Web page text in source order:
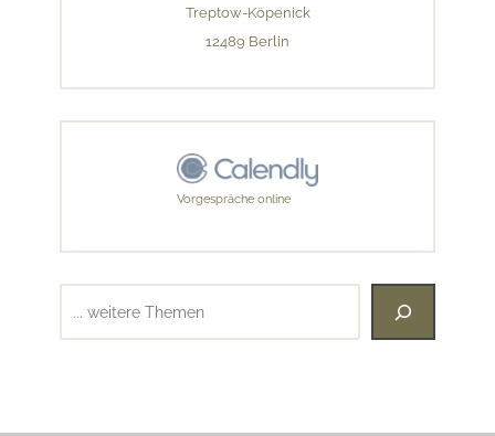
Treptow-Köpenick
12489 Berlin
Vorgespräche online